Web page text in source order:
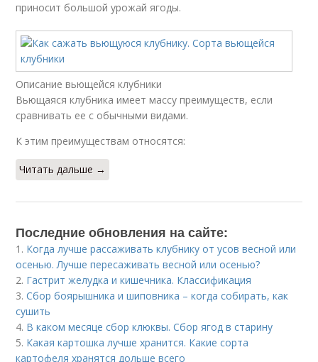
приносит большой урожай ягоды.
Описание вьющейся клубники
Вьющаяся клубника имеет массу преимуществ, если
сравнивать ее с обычными видами.
К этим преимуществам относятся:
Читать дальше →
Последние обновления на сайте:
1. Когда лучше рассаживать клубнику от усов весной или
осенью. Лучше пересаживать весной или осенью?
2. Гастрит желудка и кишечника. Классификация
3.Сбор боярышника и шиповника – когда собирать, как
сушить
4. В каком месяце сбор клюквы. Сбор ягод в старину
5. Какая картошка лучше хранится. Какие сорта
картофеля хранятся дольше всего